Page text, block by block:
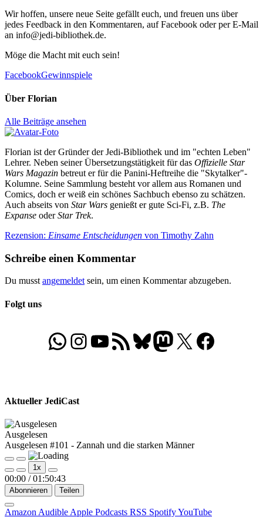
Wir hoffen, unsere neue Seite gefällt euch, und freuen uns über
jedes Feedback in den Kommentaren, auf Facebook oder per E-Mail
an info@jedi-bibliothek.de.
Möge die Macht mit euch sein!
FacebookGewinnspiele
Über Florian
Alle Beiträge ansehen
Florian ist der Gründer der Jedi-Bibliothek und im "echten Leben"
Lehrer. Neben seiner Übersetzungstätigkeit für das Offizielle Star
Wars Magazin betreut er für die Panini-Heftreihe die "Skytalker"-
Kolumne. Seine Sammlung besteht vor allem aus Romanen und
Comics, doch er weiß ein schönes Sachbuch ebenso zu schätzen.
Auch abseits von Star Wars genießt er gute Sci-Fi, z.B. The
Expanse oderStar Trek.
Beitragsnavigation
Nächster
Rezension: Einsame Entscheidungen von Timothy Zahn
Schreibe einen Kommentar
Du musstangemeldetsein, um einen Kommentar abzugeben.
Folgt uns
WhatsApp
Folgt uns auf Instagram
Besucht unseren YouTube-Kanal
RSS-FeedBluesky
Folgt uns auf Mastodon
X Folgt uns auf
Aktueller JediCast
Ausgelesen
Ausgelesen #101 - Zannah und die starken Männer
Play
Episode
Pause
Episode
1x
00:00 / 01:50:43
Abonnieren Teilen
Amazon Audible Apple Podcasts RSS SpotifyYouTube